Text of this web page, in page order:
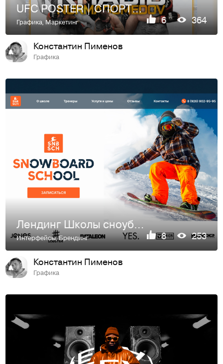
UFC POSTER | СПОРТИВНЫЙ ПОСТЕР
Графика,Маркетинг 6 364
Константин Пименов
Графика
Лендинг Школы сноуборда
Интерфейсы,Брендинг 8 253
Константин Пименов
Графика